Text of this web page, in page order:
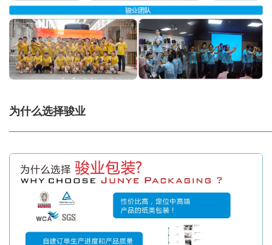
为什么选择骏业